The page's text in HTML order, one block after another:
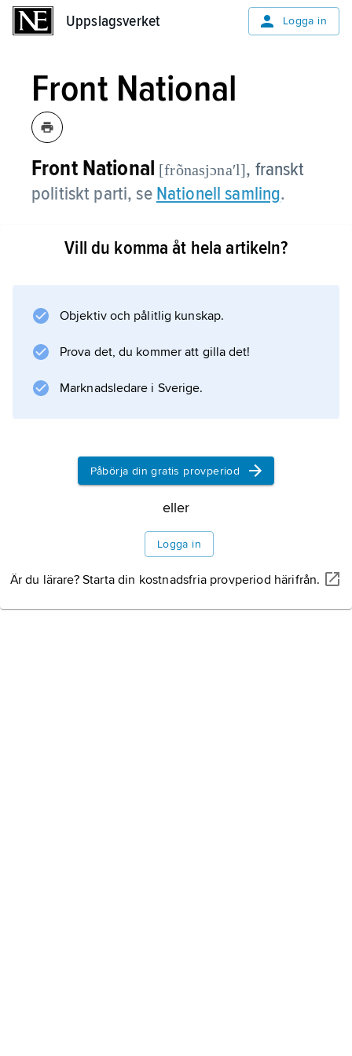
Uppslagsverket Logga in
Front National
Front National [frõnasjɔnaʹl], franskt
politiskt parti, se Nationell samling.
Vill du komma åt hela artikeln?
Objektiv och pålitlig kunskap.
Prova det, du kommer att gilla det!
Marknadsledare i Sverige.
Påbörja din gratis provperiod
eller
Logga in
Är du lärare? Starta din kostnadsfria provperiod härifrån.